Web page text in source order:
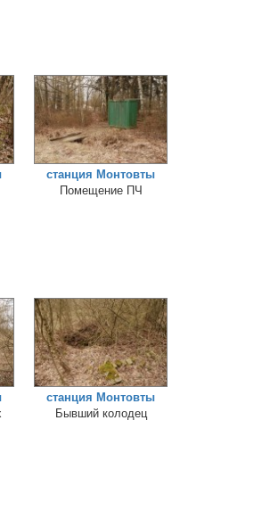
станция Монтовты
Помещение ПЧ
станция Монтовты
Бывший колодец